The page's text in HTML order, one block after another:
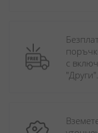
с
"Други".